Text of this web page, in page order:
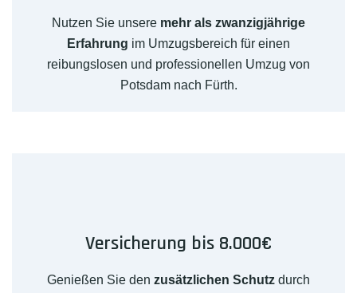
Nutzen Sie unsere mehr als zwanzigjährige
Erfahrung im Umzugsbereich für einen
reibungslosen und professionellen Umzug von
Potsdam nach Fürth.
Versicherung bis 8.000€
Genießen Sie den zusätzlichen Schutz durch